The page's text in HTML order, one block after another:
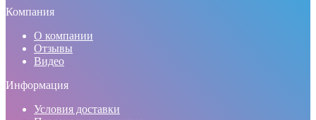
Компания
О компании
Отзывы
Видео
Информация
Условия доставки